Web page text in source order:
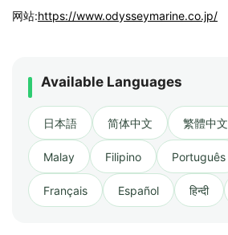
网站:https://www.odysseymarine.co.jp/
Available Languages
日本語 简体中文 繁體中文
Malay Filipino Português
Français Español हिन्दी